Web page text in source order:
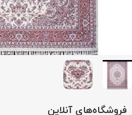
فروشگاه‌های آنلاین